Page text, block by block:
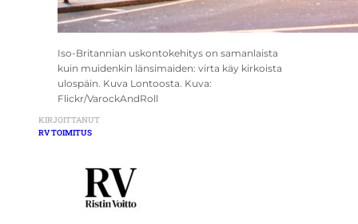
Iso-Britannian uskontokehitys on samanlaista
kuin muidenkin länsimaiden: virta käy kirkoista
ulospäin. Kuva Lontoosta. Kuva:
Flickr/VarockAndRoll
KIRJOITTANUT
RV TOIMITUS